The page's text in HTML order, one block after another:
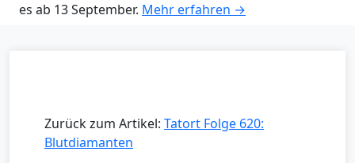
es ab 13 September. Mehr erfahren →
Zurück zum Artikel: Tatort Folge 620:
Blutdiamanten